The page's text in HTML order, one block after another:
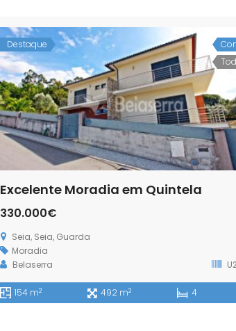
Destaque
Excelente Moradia em Quintela
330.000€
Seia, Seia, Guarda
Moradia
Belaserra
154 m2 492 m2 4